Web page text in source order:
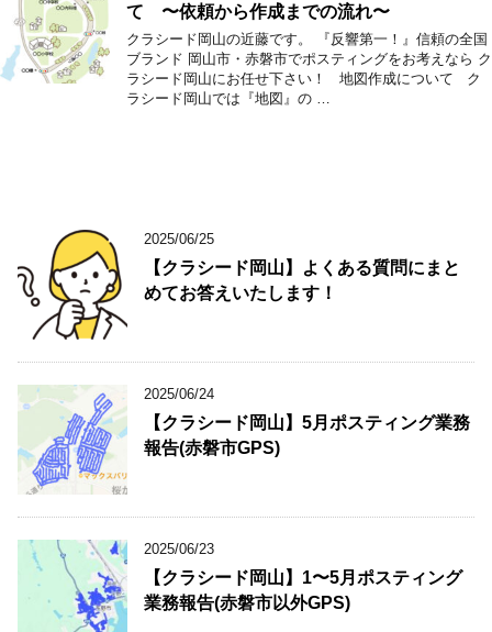
て 〜依頼から作成までの流れ〜
クラシード岡山の近藤です。 『反響第一！』信頼の全国
ブランド 岡山市・赤磐市でポスティングをお考えなら ク
ラシード岡山にお任せ下さい！ 地図作成について ク
ラシード岡山では『地図』の …
2025/06/25
【クラシード岡山】よくある質問にまと
めてお答えいたします！
2025/06/24
【クラシード岡山】5月ポスティング業務
報告(赤磐市GPS)
2025/06/23
【クラシード岡山】1〜5月ポスティング
業務報告(赤磐市以外GPS)